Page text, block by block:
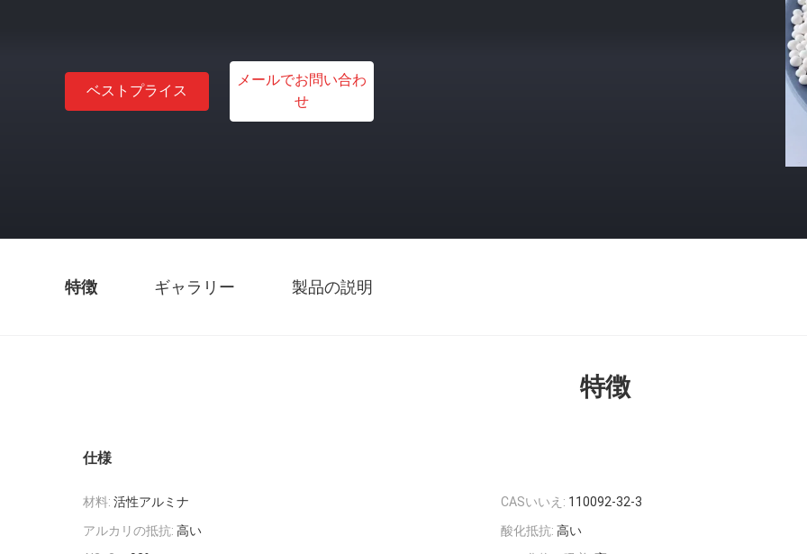
ベストプライス
メールでお問い合わ
せ
特徴 ギャラリー 製品の説明
特徴
仕様
材料: 活性アルミナ CASいいえ: 110092-32-3
アルカリの抵抗: 高い 酸化抵抗: 高い